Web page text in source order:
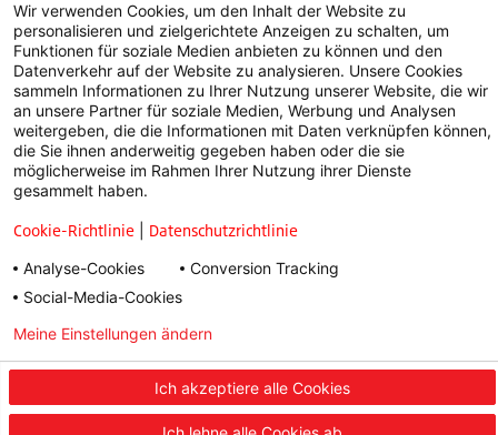
WEITERLESEN
Wir verwenden Cookies, um den Inhalt der Website zu
personalisieren und zielgerichtete Anzeigen zu schalten, um
Funktionen für soziale Medien anbieten zu können und den
Datenverkehr auf der Website zu analysieren. Unsere Cookies
sammeln Informationen zu Ihrer Nutzung unserer Website, die wir
an unsere Partner für soziale Medien, Werbung und Analysen
weitergeben, die die Informationen mit Daten verknüpfen können,
die Sie ihnen anderweitig gegeben haben oder die sie
möglicherweise im Rahmen Ihrer Nutzung ihrer Dienste
gesammelt haben.
Cookie-Richtlinie
Datenschutzrichtlinie
Analyse-Cookies
Conversion Tracking
Social-Media-Cookies
Ich akzeptiere alle Cookies
Meine Einstellungen ändern